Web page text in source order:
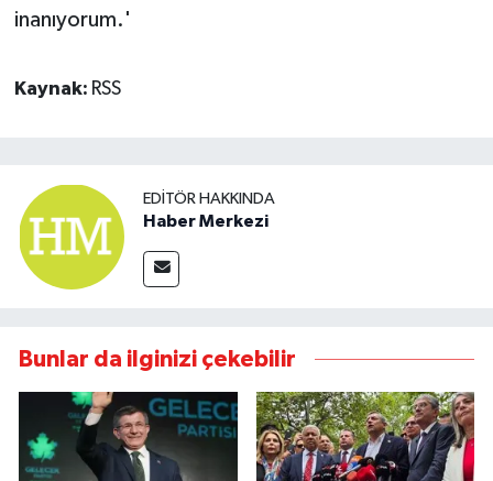
inanıyorum.'
Kaynak: RSS
EDITÖR HAKKINDA
Haber Merkezi
Bunlar da ilginizi çekebilir